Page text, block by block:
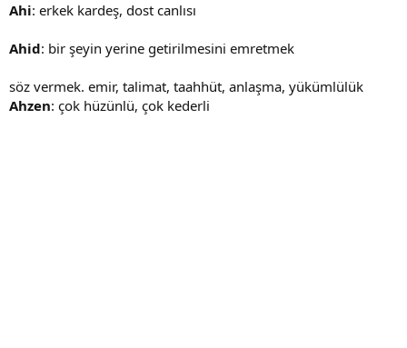
Ahi: erkek kardeş, dost canlısı
Ahid: bir şeyin yerine getirilmesini emretmek
söz vermek. emir, talimat, taahhüt, anlaşma, yükümlülük
Ahzen: çok hüzünlü, çok kederli